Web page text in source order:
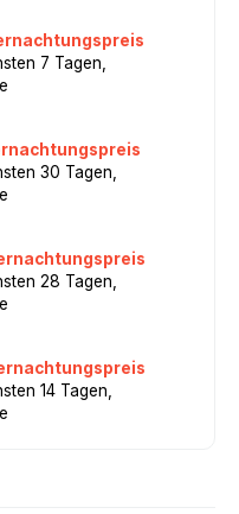
7 Tagen,
30 Tagen,
28 Tagen,
14 Tagen,